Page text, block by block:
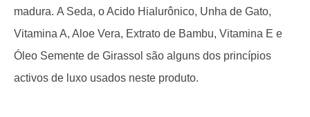
madura. A Seda, o Acido Hialurônico, Unha de Gato,
Vitamina A, Aloe Vera, Extrato de Bambu, Vitamina E e
Óleo Semente de Girassol são alguns dos princípios
activos de luxo usados neste produto.